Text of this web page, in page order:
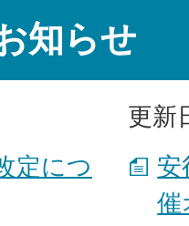
知らせ
更新
定につ
安
催